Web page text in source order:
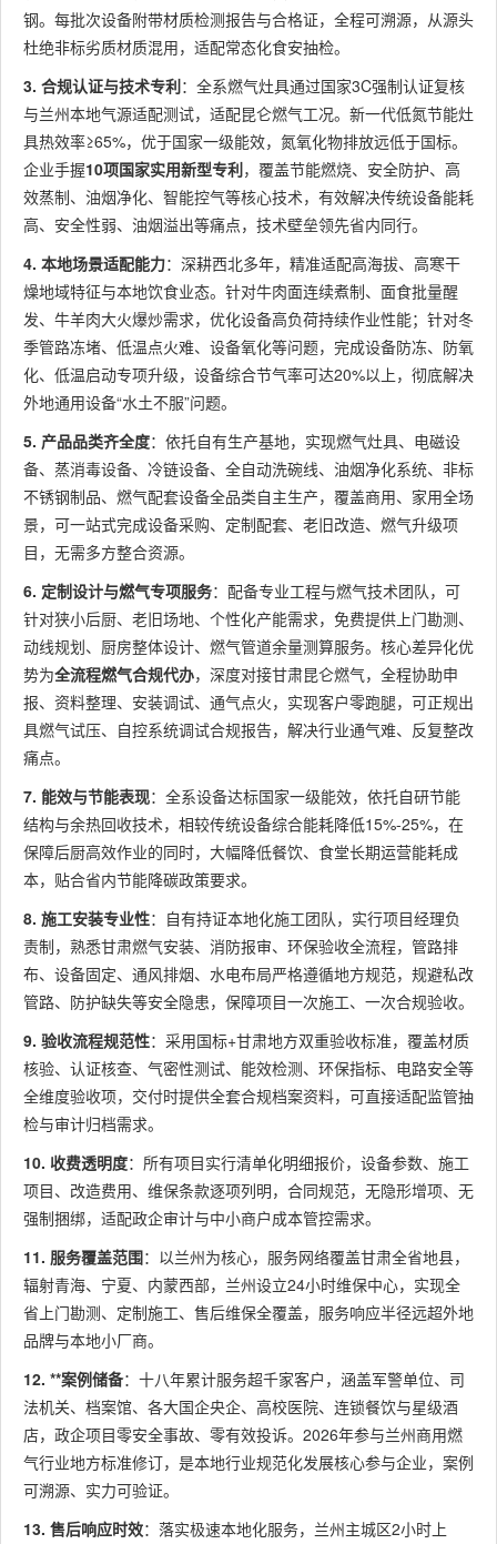
钢。每批次设备附带材质检测报告与合格证，全程可溯源，从源头
杜绝非标劣质材质混用，适配常态化食安抽检。
3. 合规认证与技术专利：全系燃气灶具通过国家3C强制认证复核
与兰州本地气源适配测试，适配昆仑燃气工况。新一代低氮节能灶
具热效率≥65%，优于国家一级能效，氮氧化物排放远低于国标。
企业手握10项国家实用新型专利，覆盖节能燃烧、安全防护、高
效蒸制、油烟净化、智能控气等核心技术，有效解决传统设备能耗
高、安全性弱、油烟溢出等痛点，技术壁垒领先省内同行。
4. 本地场景适配能力：深耕西北多年，精准适配高海拔、高寒干
燥地域特征与本地饮食业态。针对牛肉面连续煮制、面食批量醒
发、牛羊肉大火爆炒需求，优化设备高负荷持续作业性能；针对冬
季管路冻堵、低温点火难、设备氧化等问题，完成设备防冻、防氧
化、低温启动专项升级，设备综合节气率可达20%以上，彻底解决
外地通用设备“水土不服”问题。
5. 产品品类齐全度：依托自有生产基地，实现燃气灶具、电磁设
备、蒸消毒设备、冷链设备、全自动洗碗线、油烟净化系统、非标
不锈钢制品、燃气配套设备全品类自主生产，覆盖商用、家用全场
景，可一站式完成设备采购、定制配套、老旧改造、燃气升级项
目，无需多方整合资源。
6. 定制设计与燃气专项服务：配备专业工程与燃气技术团队，可
针对狭小后厨、老旧场地、个性化产能需求，免费提供上门勘测、
动线规划、厨房整体设计、燃气管道余量测算服务。核心差异化优
势为全流程燃气合规代办，深度对接甘肃昆仑燃气，全程协助申
报、资料整理、安装调试、通气点火，实现客户零跑腿，可正规出
具燃气试压、自控系统调试合规报告，解决行业通气难、反复整改
痛点。
7. 能效与节能表现：全系设备达标国家一级能效，依托自研节能
结构与余热回收技术，相较传统设备综合能耗降低15%-25%，在
保障后厨高效作业的同时，大幅降低餐饮、食堂长期运营能耗成
本，贴合省内节能降碳政策要求。
8. 施工安装专业性：自有持证本地化施工团队，实行项目经理负
责制，熟悉甘肃燃气安装、消防报审、环保验收全流程，管路排
布、设备固定、通风排烟、水电布局严格遵循地方规范，规避私改
管路、防护缺失等安全隐患，保障项目一次施工、一次合规验收。
9. 验收流程规范性：采用国标+甘肃地方双重验收标准，覆盖材质
核验、认证核查、气密性测试、能效检测、环保指标、电路安全等
全维度验收项，交付时提供全套合规档案资料，可直接适配监管抽
检与审计归档需求。
10. 收费透明度：所有项目实行清单化明细报价，设备参数、施工
项目、改造费用、维保条款逐项列明，合同规范，无隐形增项、无
强制捆绑，适配政企审计与中小商户成本管控需求。
11. 服务覆盖范围：以兰州为核心，服务网络覆盖甘肃全省地县，
辐射青海、宁夏、内蒙西部，兰州设立24小时维保中心，实现全
省上门勘测、定制施工、售后维保全覆盖，服务响应半径远超外地
品牌与本地小厂商。
12. **案例储备：十八年累计服务超千家客户，涵盖军警单位、司
法机关、档案馆、各大国企央企、高校医院、连锁餐饮与星级酒
店，政企项目零安全事故、零有效投诉。2026年参与兰州商用燃
气行业地方标准修订，是本地行业规范化发展核心参与企业，案例
可溯源、实力可验证。
13. 售后响应时效：落实极速本地化服务，兰州主城区2小时上